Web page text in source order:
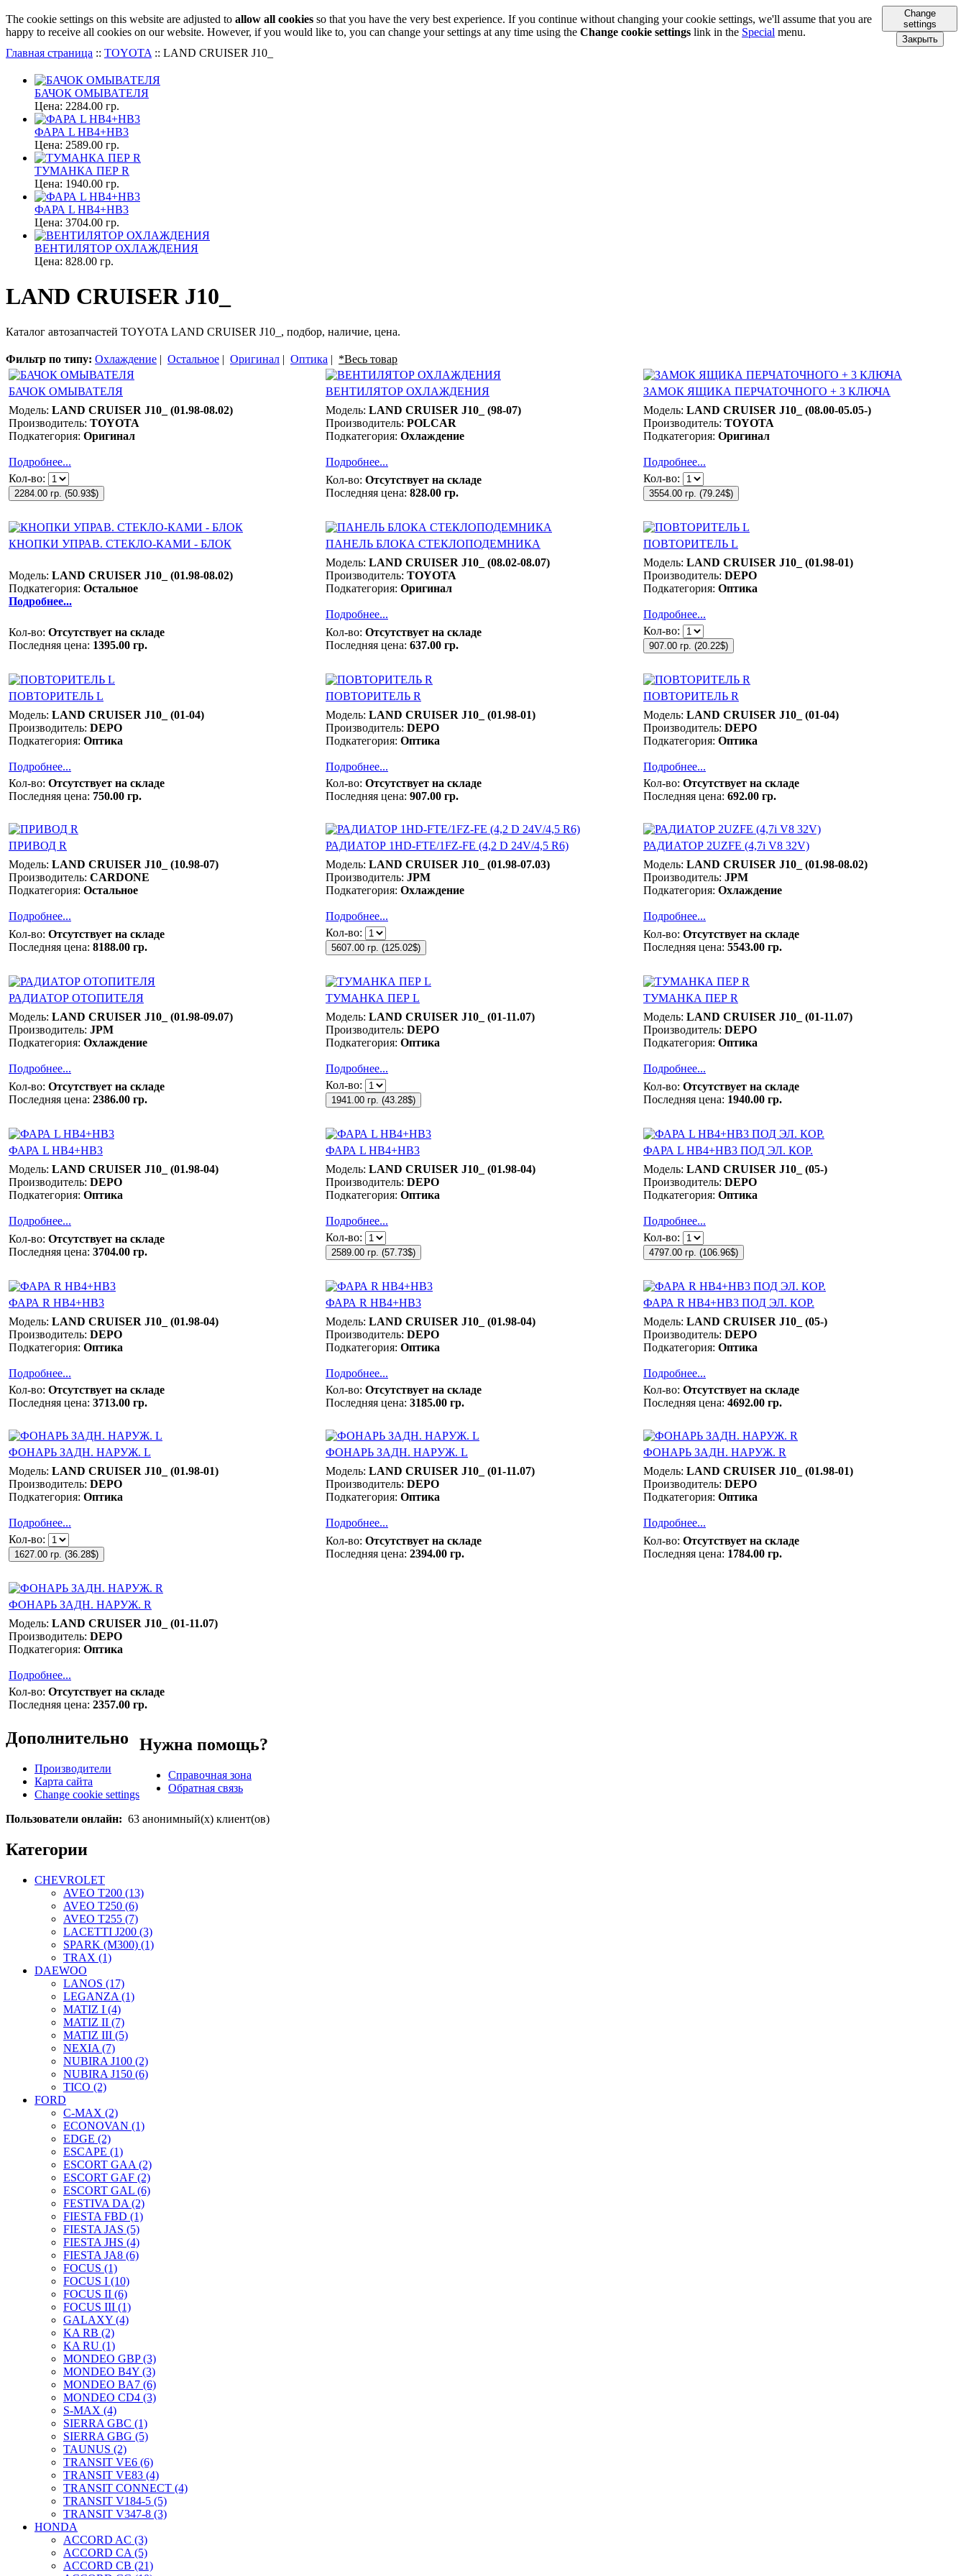
The cookie settings on this website are adjusted to allow all cookies so that you have the very best experience. If you continue without changing your cookie settings, we'll assume that you are
happy to receive all cookies on our website. However, if you would like to, you can change your settings at any time using the Change cookie settings link in the Special menu.
Change
settings
Закрыть
Главная страница :: TOYOTA :: LAND CRUISER J10_
БАЧОК ОМЫВАТЕЛЯ
Цена: 2284.00 гр.
ФАРА L НВ4+НВ3
Цена: 2589.00 гр.
ТУМАНКА ПЕР R
Цена: 1940.00 гр.
ФАРА L НВ4+НВ3
Цена: 3704.00 гр.
ВЕНТИЛЯТОР ОХЛАЖДЕНИЯ
Цена: 828.00 гр.
LAND CRUISER J10_
Каталог автозапчастей TOYOTA LAND CRUISER J10_, подбор, наличие, цена.
Фильтр по типу: Охлаждение | Остальное | Оригинал | Оптика | *Весь товар
БАЧОК ОМЫВАТЕЛЯ ВЕНТИЛЯТОР ОХЛАЖДЕНИЯ
ЗАМОК ЯЩИКА ПЕРЧАТОЧНОГО + 3 КЛЮЧА
Модель: LAND CRUISER J10_ (01.98-08.02)
Производитель: TOYOTA
Подкатегория: Оригинал
Подробнее...
Модель: LAND CRUISER J10_ (98-07)
Производитель: POLCAR
Подкатегория: Охлаждение
Подробнее...
Модель: LAND CRUISER J10_ (08.00-05.05-)
Производитель: TOYOTA
Подкатегория: Оригинал
Подробнее...
Кол-во:
2284.00 гр. (50.93$)
Кол-во: Отсутствует на складе
Последняя цена: 828.00 гр.
Кол-во:
3554.00 гр. (79.24$)
КНОПКИ УПРАВ. СТЕКЛО-КАМИ - БЛОК ПАНЕЛЬ БЛОКА СТЕКЛОПОДЕМНИКА ПОВТОРИТЕЛЬ L
Модель: LAND CRUISER J10_ (01.98-08.02)
Подкатегория: Остальное
Подробнее...
Модель: LAND CRUISER J10_ (08.02-08.07)
Производитель: TOYOTA
Подкатегория: Оригинал
Подробнее...
Модель: LAND CRUISER J10_ (01.98-01)
Производитель: DEPO
Подкатегория: Оптика
Подробнее...
Кол-во: Отсутствует на складе
Последняя цена: 1395.00 гр.
Кол-во: Отсутствует на складе
Последняя цена: 637.00 гр.
Кол-во:
907.00 гр. (20.22$)
ПОВТОРИТЕЛЬ L ПОВТОРИТЕЛЬ R
ПОВТОРИТЕЛЬ R
Модель: LAND CRUISER J10_ (01-04)
Производитель: DEPO
Подкатегория: Оптика
Подробнее...
Модель: LAND CRUISER J10_ (01.98-01)
Производитель: DEPO
Подкатегория: Оптика
Подробнее...
Модель: LAND CRUISER J10_ (01-04)
Производитель: DEPO
Подкатегория: Оптика
Подробнее...
Кол-во: Отсутствует на складе
Последняя цена: 750.00 гр.
Кол-во: Отсутствует на складе
Последняя цена: 907.00 гр.
Кол-во: Отсутствует на складе
Последняя цена: 692.00 гр.
ПРИВОД R РАДИАТОР 1HD-FTE/1FZ-FE (4,2 D 24V/4,5 R6)
РАДИАТОР 2UZFE (4,7i V8 32V)
Модель: LAND CRUISER J10_ (10.98-07)
Производитель: CARDONE
Подкатегория: Остальное
Подробнее...
Модель: LAND CRUISER J10_ (01.98-07.03)
Производитель: JPM
Подкатегория: Охлаждение
Подробнее...
Модель: LAND CRUISER J10_ (01.98-08.02)
Производитель: JPM
Подкатегория: Охлаждение
Подробнее...
Кол-во: Отсутствует на складе
Последняя цена: 8188.00 гр.
Кол-во:
5607.00 гр. (125.02$)
Кол-во: Отсутствует на складе
Последняя цена: 5543.00 гр.
РАДИАТОР ОТОПИТЕЛЯ ТУМАНКА ПЕР L
ТУМАНКА ПЕР R
Модель: LAND CRUISER J10_ (01.98-09.07)
Производитель: JPM
Подкатегория: Охлаждение
Подробнее...
Модель: LAND CRUISER J10_ (01-11.07)
Производитель: DEPO
Подкатегория: Оптика
Подробнее...
Модель: LAND CRUISER J10_ (01-11.07)
Производитель: DEPO
Подкатегория: Оптика
Подробнее...
Кол-во: Отсутствует на складе
Последняя цена: 2386.00 гр.
Кол-во:
1941.00 гр. (43.28$)
Кол-во: Отсутствует на складе
Последняя цена: 1940.00 гр.
ФАРА L НВ4+НВ3 ФАРА L НВ4+НВ3
ФАРА L НВ4+НВ3 ПОД ЭЛ. КОР.
Модель: LAND CRUISER J10_ (01.98-04)
Производитель: DEPO
Подкатегория: Оптика
Подробнее...
Модель: LAND CRUISER J10_ (01.98-04)
Производитель: DEPO
Подкатегория: Оптика
Подробнее...
Модель: LAND CRUISER J10_ (05-)
Производитель: DEPO
Подкатегория: Оптика
Подробнее...
Кол-во: Отсутствует на складе
Последняя цена: 3704.00 гр.
Кол-во:
2589.00 гр. (57.73$)
Кол-во:
4797.00 гр. (106.96$)
ФАРА R НВ4+НВ3 ФАРА R НВ4+НВ3
ФАРА R НВ4+НВ3 ПОД ЭЛ. КОР.
Модель: LAND CRUISER J10_ (01.98-04)
Производитель: DEPO
Подкатегория: Оптика
Подробнее...
Модель: LAND CRUISER J10_ (01.98-04)
Производитель: DEPO
Подкатегория: Оптика
Подробнее...
Модель: LAND CRUISER J10_ (05-)
Производитель: DEPO
Подкатегория: Оптика
Подробнее...
Кол-во: Отсутствует на складе
Последняя цена: 3713.00 гр.
Кол-во: Отсутствует на складе
Последняя цена: 3185.00 гр.
Кол-во: Отсутствует на складе
Последняя цена: 4692.00 гр.
ФОНАРЬ ЗАДН. НАРУЖ. L ФОНАРЬ ЗАДН. НАРУЖ. L
ФОНАРЬ ЗАДН. НАРУЖ. R
Модель: LAND CRUISER J10_ (01.98-01)
Производитель: DEPO
Подкатегория: Оптика
Подробнее...
Модель: LAND CRUISER J10_ (01-11.07)
Производитель: DEPO
Подкатегория: Оптика
Подробнее...
Модель: LAND CRUISER J10_ (01.98-01)
Производитель: DEPO
Подкатегория: Оптика
Подробнее...
Кол-во:
1627.00 гр. (36.28$)
Кол-во: Отсутствует на складе
Последняя цена: 2394.00 гр.
Кол-во: Отсутствует на складе
Последняя цена: 1784.00 гр.
ФОНАРЬ ЗАДН. НАРУЖ. R
Модель: LAND CRUISER J10_ (01-11.07)
Производитель: DEPO
Подкатегория: Оптика
Подробнее...
Кол-во: Отсутствует на складе
Последняя цена: 2357.00 гр.
Дополнительно
Производители
Карта сайта
Change cookie settings
Нужна помощь?
Справочная зона
Обратная связь
Пользователи онлайн: 63 анонимный(х) клиент(ов)
Категории
CHEVROLET
AVEO T200 (13)
AVEO T250 (6)
AVEO T255 (7)
LACETTI J200 (3)
SPARK (M300) (1)
TRAX (1)
DAEWOO
LANOS (17)
LEGANZA (1)
MATIZ I (4)
MATIZ II (7)
MATIZ III (5)
NEXIA (7)
NUBIRA J100 (2)
NUBIRA J150 (6)
TICO (2)
FORD
C-MAX (2)
ECONOVAN (1)
EDGE (2)
ESCAPE (1)
ESCORT GAA (2)
ESCORT GAF (2)
ESCORT GAL (6)
FESTIVA DA (2)
FIESTA FBD (1)
FIESTA JAS (5)
FIESTA JHS (4)
FIESTA JA8 (6)
FOCUS (1)
FOCUS I (10)
FOCUS II (6)
FOCUS III (1)
GALAXY (4)
KA RB (2)
KA RU (1)
MONDEO GBP (3)
MONDEO B4Y (3)
MONDEO BA7 (6)
MONDEO CD4 (3)
S-MAX (4)
SIERRA GBC (1)
SIERRA GBG (5)
TAUNUS (2)
TRANSIT VE6 (6)
TRANSIT VE83 (4)
TRANSIT CONNECT (4)
TRANSIT V184-5 (5)
TRANSIT V347-8 (3)
HONDA
ACCORD AC (3)
ACCORD CA (5)
ACCORD CB (21)